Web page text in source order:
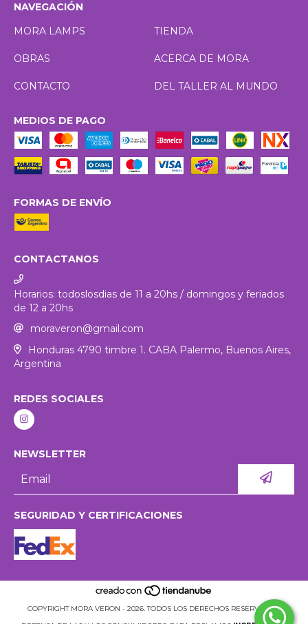
NAVEGACIÓN
MORA LAMPS
TIENDA
OBRAS ACERCA DE MORA
CONTACTO DEL TALLER AL MUNDO
MEDIOS DE PAGO
FORMAS DE ENVÍO
CONTACTANOS
Horarios: todoslosdias de 11 a 20hs / domingos y feriados
de 12 a 20hs
moraveron@gmail.com
Honduras 4790 timbre 1. CABA Palermo, Buenos Aires,
Argentina
REDES SOCIALES
NEWSLETTER
SEGURIDAD Y CERTIFICACIONES
COPYRIGHT MORA VERON - 2026. TODOS LOS DERECHOS RESERVADOS.